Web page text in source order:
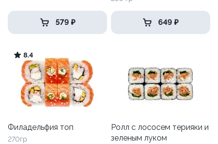
579 ₽ 649 ₽
8.4
Филадельфия топ
270гр
Ролл с лососем терияки и
зеленым луком